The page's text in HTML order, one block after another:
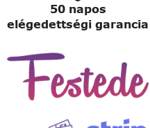
50 napos
elégedettségi garancia